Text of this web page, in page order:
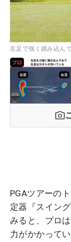
左足で強く踏み込ん
PGAツアーの
定器『スイン
みると、プロ
力がかかって